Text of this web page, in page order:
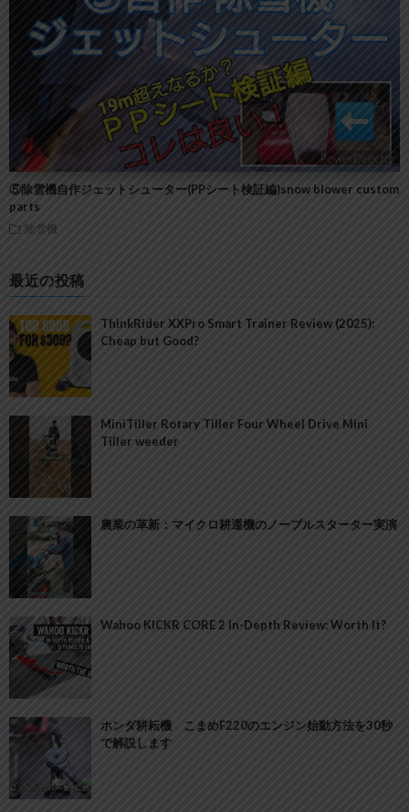
⑤除雪機自作ジェットシューター(PPシート検証編)snow blower custom
parts
除雪機
最近の投稿
ThinkRider XXPro Smart Trainer Review (2025):
Cheap but Good?
MiniTiller Rotary Tiller Four Wheel Drive Mini
Tiller weeder
農業の革新：マイクロ耕運機のノープルスターター実演
Wahoo KICKR CORE 2 In-Depth Review: Worth It?
ホンダ耕耘機 こまめF220のエンジン始動方法を30秒
で解説します